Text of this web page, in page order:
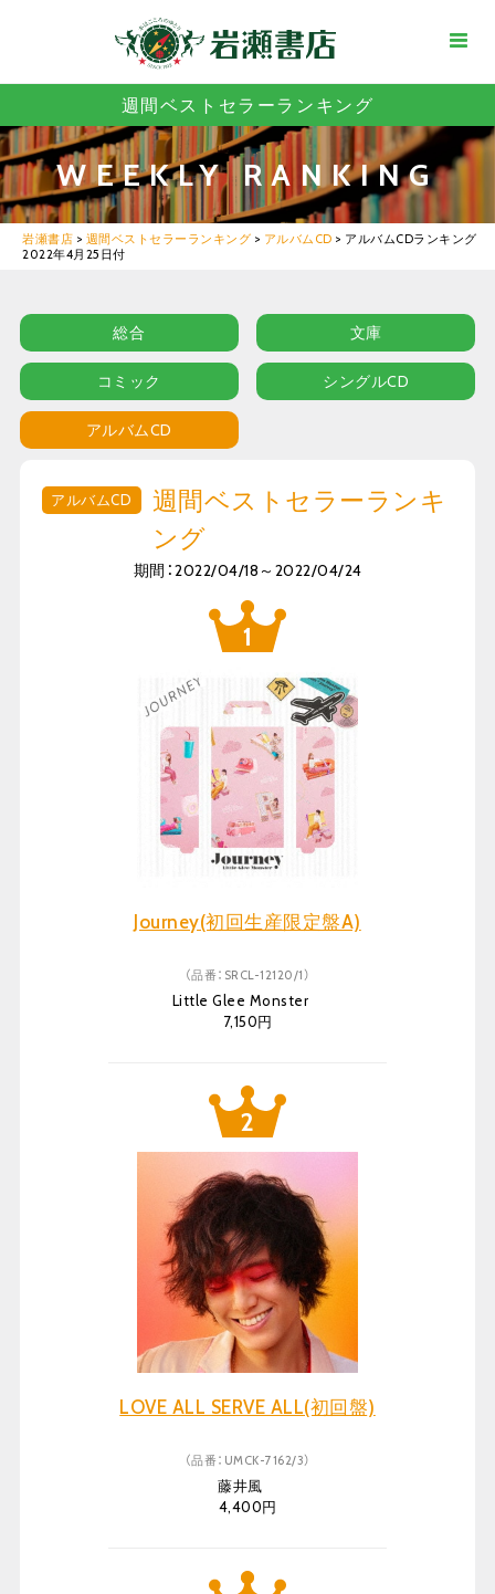
週間ベストセラーランキング
WEEKLY RANKING
岩瀬書店 > 週間ベストセラーランキング > アルバムCD > アルバムCDランキング
2022年4月25日付
総合 文庫
コミック シングルCD
アルバムCD
アルバムCD
週間ベストセラーランキ
ング
期間：2022/04/18～2022/04/24
Journey(初回生産限定盤A)
（品番：SRCL-12120/1）
Little Glee Monster
7,150円
LOVE ALL SERVE ALL(初回盤)
（品番：UMCK-7162/3）
藤井風
4,400円